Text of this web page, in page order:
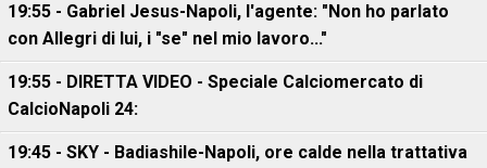
19:55 - Gabriel Jesus-Napoli, l'agente: "Non ho parlato
con Allegri di lui, i "se" nel mio lavoro..."
19:55 - DIRETTA VIDEO - Speciale Calciomercato di
CalcioNapoli 24:
19:45 - SKY - Badiashile-Napoli, ore calde nella trattativa